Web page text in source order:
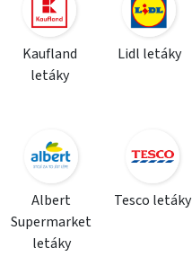
Kaufland
letáky
Lidl letáky
Albert
Supermarket
letáky
Tesco letáky